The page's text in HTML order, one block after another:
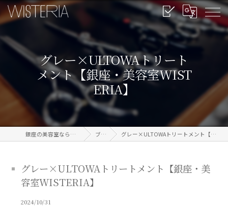
グレー×ULTOWAトリート
メント【銀座・美容室WIST
ERIA】
銀座の美容室なら信頼のWISTERIA ブログ グレー×ULTOWAトリートメント【銀座・美容室WISTERIA】
グレー×ULTOWAトリートメント【銀座・美
容室WISTERIA】
2024/10/31